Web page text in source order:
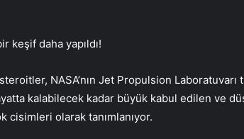
keşif daha yapıldı!
NASA’nın Jet Propulsion Laboratuvarı
kalabilecek kadar büyük kabul edilen ve
cisimleri olarak tanımlanıyor.